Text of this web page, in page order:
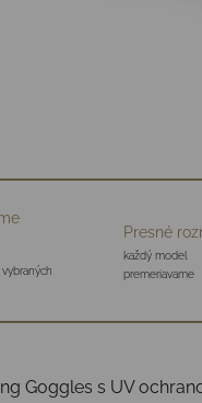
Presné
každý model
premeriavame
Goggles s UV